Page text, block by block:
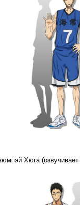
Хюга (озвучивает